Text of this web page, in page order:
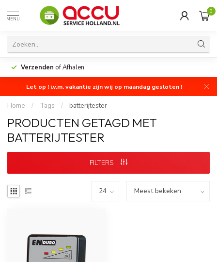
MENU
0
Verzenden of Afhalen
Let op ! i.v.m. vakantie zijn wij op maandag gesloten !
Home / Tags / batterijtester
PRODUCTEN GETAGD MET
BATTERIJTESTER
FILTERS